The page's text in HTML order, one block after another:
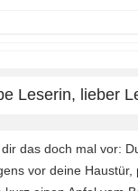
Leserin, lieber
das doch mal vor:
vor deine Haustür,